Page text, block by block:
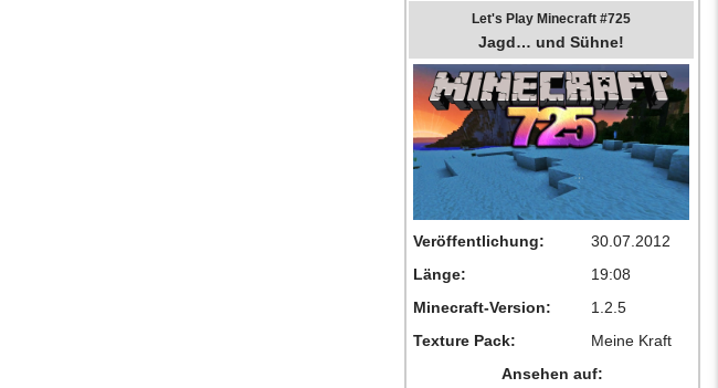
Let's Play Minecraft #725
Jagd… und Sühne!
Veröffentlichung:
30.07.2012
Länge:
19:08
Minecraft-Version:
1.2.5
Texture Pack:
Meine Kraft
Ansehen auf: